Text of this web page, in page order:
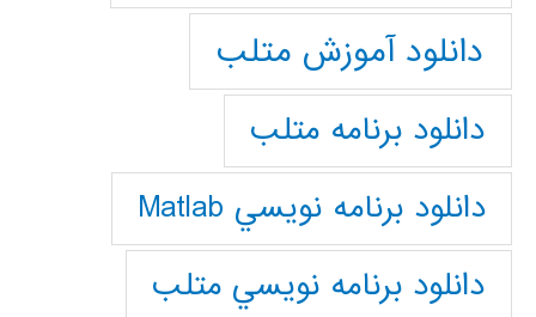
دانلود آموزش متلب
دانلود برنامه متلب
دانلود برنامه نويسي Matlab
دانلود برنامه نويسي متلب